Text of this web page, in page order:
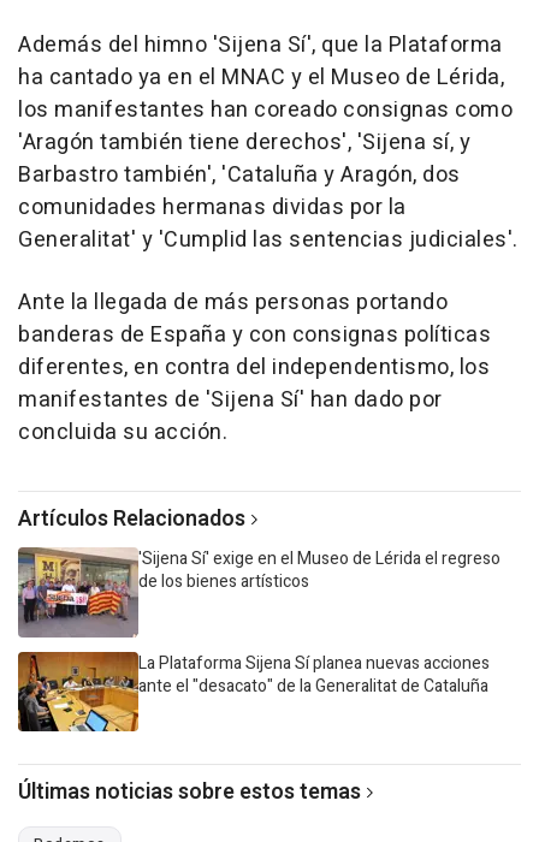
Además del himno 'Sijena Sí', que la Plataforma
ha cantado ya en el MNAC y el Museo de Lérida,
los manifestantes han coreado consignas como
'Aragón también tiene derechos', 'Sijena sí, y
Barbastro también', 'Cataluña y Aragón, dos
comunidades hermanas dividas por la
Generalitat' y 'Cumplid las sentencias judiciales'.
Ante la llegada de más personas portando
banderas de España y con consignas políticas
diferentes, en contra del independentismo, los
manifestantes de 'Sijena Sí' han dado por
concluida su acción.
Artículos Relacionados
'Sijena Sí' exige en el Museo de Lérida el regreso
de los bienes artísticos
La Plataforma Sijena Sí planea nuevas acciones
ante el "desacato" de la Generalitat de Cataluña
Últimas noticias sobre estos temas